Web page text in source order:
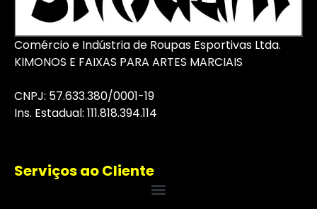
Comércio e Indústria de Roupas Esportivas Ltda.
KIMONOS E FAIXAS PARA ARTES MARCIAIS
CNPJ: 57.633.380/0001-19
Ins. Estadual: 111.818.394.114
Serviços ao Cliente